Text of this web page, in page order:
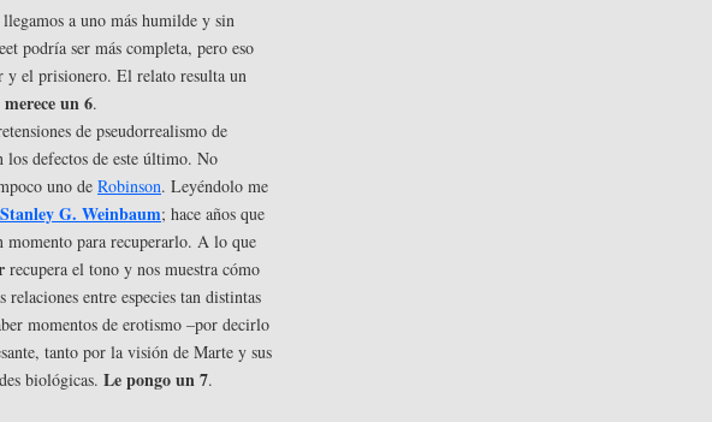
a uno más humilde y sin
podría ser más completa, pero eso
y el prisionero. El relato resulta un
merece un 6.
de pseudorrealismo de
los defectos de este último. No
uno de Robinson. Leyéndolo me
Stanley G. Weinbaum; hace años que
momento para recuperarlo. A lo que
recupera el tono y nos muestra cómo
entre especies tan distintas
momentos de erotismo –por decirlo
tanto por la visión de Marte y sus
biológicas. Le pongo un 7.